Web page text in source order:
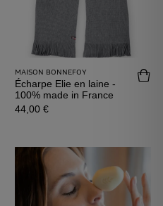
MAISON BONNEFOY
Écharpe Elie en laine -
100% made in France
Prix
44,00 €